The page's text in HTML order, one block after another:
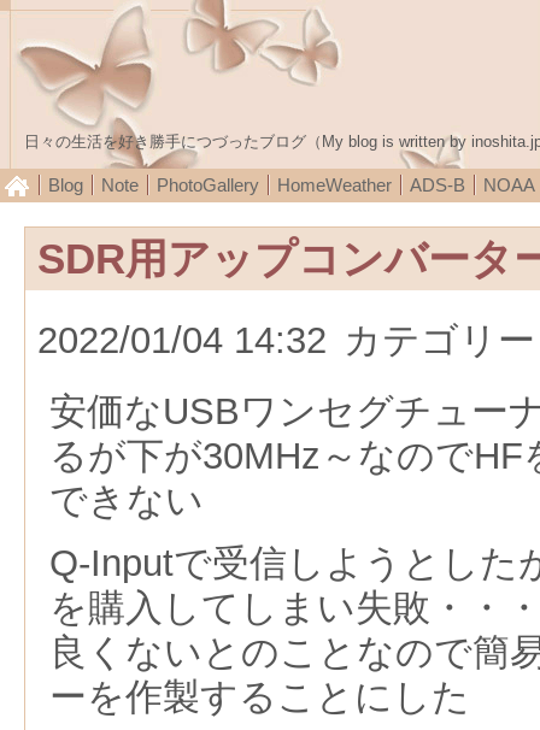
日々の生活を好き勝手につづったブログ（My blog is written by
Blog Note PhotoGallery HomeWeather ADS-B NOAA
SDR用アップコンバータ
2022/01/04 14:32 カテゴリ
安価なUSBワンセグチュー
るが下が30MHz～なので
できない
Q-Inputで受信しようとした
を購入してしまい失敗・・
良くないとのことなので簡
ーを作製することにした